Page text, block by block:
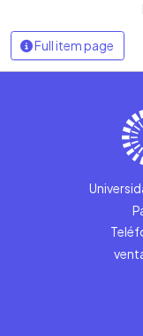
Full item page